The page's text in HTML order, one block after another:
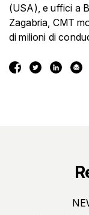
(USA), e uffici a
Zagabria, CMT
di milioni di